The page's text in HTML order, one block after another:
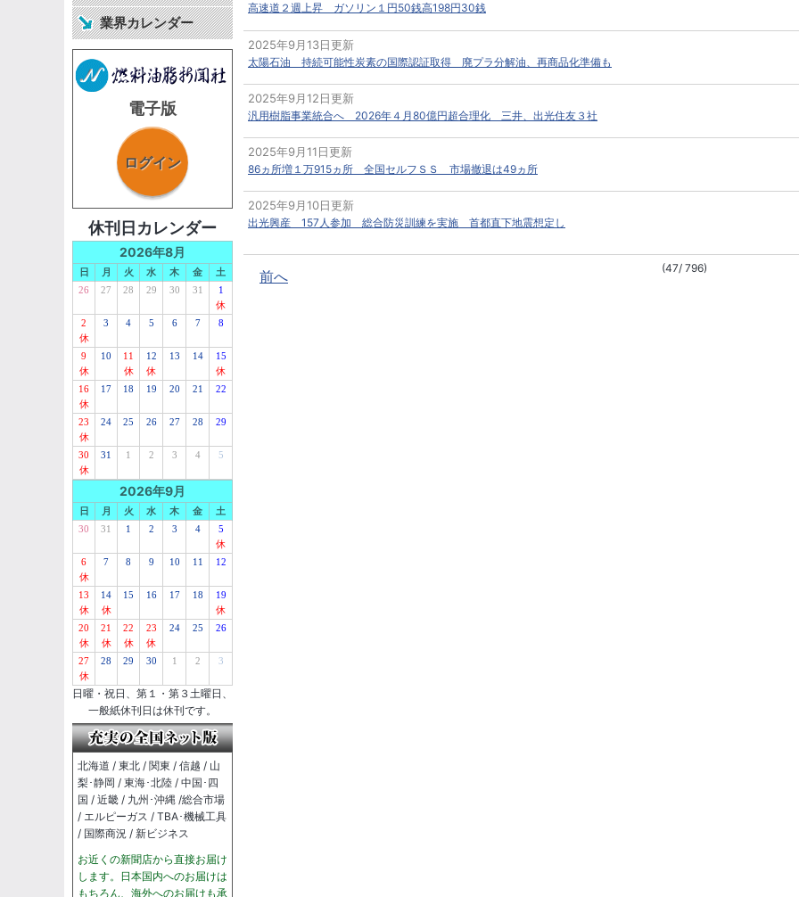
業界カレンダー
電子版
ログイン
休刊日カレンダー
2026年8月
日 月 火 水 木 金
土
26
27 28 29 30 31
1
休
2
休
3 4 5 6 7 8
9
休
10
11
休
12
休
13 14
15
休
16
休
17 18 19 20 21 22
23
休
24 25 26 27 28 29
30
休
31 1 2 3 4 5
2026年9月
日 月 火 水 木 金
土
30
31 1 2 3 4
5
休
6
休
7 8 9 10 11 12
13
休
14
休
15 16 17 18
19
休
20
休
21
休
22
休
23
休
24 25 26
27
休
28 29 30 1 2 3
日曜・祝日、第１・第３土曜日、
一般紙休刊日は休刊です。
北海道 / 東北 / 関東 / 信越 / 山
梨･静岡 / 東海･北陸 / 中国･四
国 / 近畿 / 九州･沖縄 /総合市場
/ エルピーガス / TBA･機械工具
/ 国際商況 / 新ビジネス
お近くの新聞店から直接お届け
します。日本国内へのお届けは
もちろん、海外へのお届けも承
高速道２週上昇 ガソリン１円50銭高198円30銭
2025年9月13日更新
太陽石油 持続可能性炭素の国際認証取得 廃プラ分解油、再商品化準備も
2025年9月12日更新
汎用樹脂事業統合へ 2026年４月80億円超合理化 三井、出光住友３社
2025年9月11日更新
86ヵ所増１万915ヵ所 全国セルフＳＳ 市場撤退は49ヵ所
2025年9月10日更新
出光興産 157人参加 総合防災訓練を実施 首都直下地震想定し
前へ (47/ 796)